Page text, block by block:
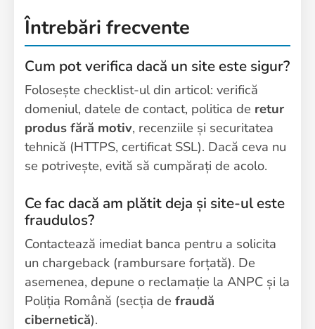
Întrebări frecvente
Cum pot verifica dacă un site este sigur?
Folosește checklist-ul din articol: verifică
domeniul, datele de contact, politica de retur
produs fără motiv, recenziile și securitatea
tehnică (HTTPS, certificat SSL). Dacă ceva nu
se potrivește, evită să cumpărați de acolo.
Ce fac dacă am plătit deja și site-ul este
fraudulos?
Contactează imediat banca pentru a solicita
un chargeback (rambursare forțată). De
asemenea, depune o reclamație la ANPC și la
Poliția Română (secția de fraudă
cibernetică).